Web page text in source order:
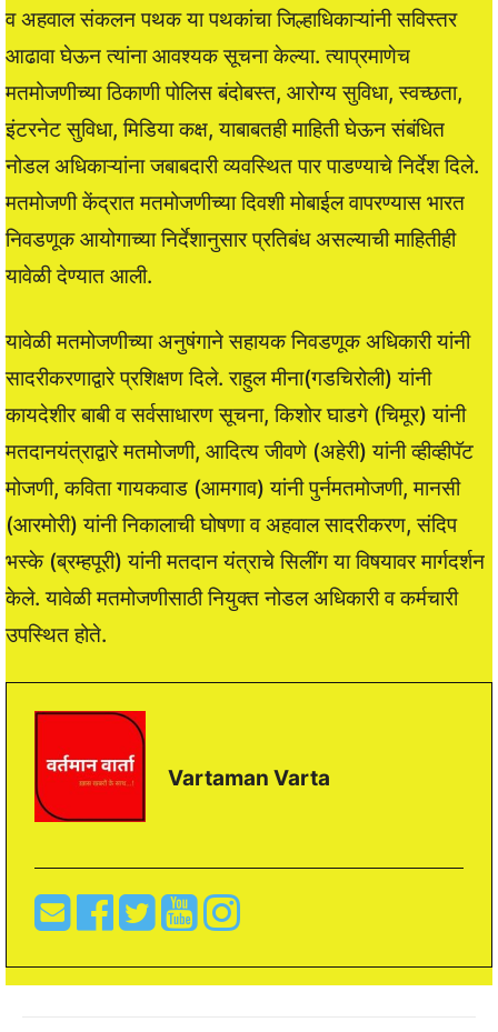
व अहवाल संकलन पथक या पथकांचा जिल्हाधिकाऱ्यांनी सविस्तर
आढावा घेऊन त्यांना आवश्यक सूचना केल्या. त्याप्रमाणेच
मतमोजणीच्या ठिकाणी पोलिस बंदोबस्त, आरोग्य सुविधा, स्वच्छता,
इंटरनेट सुविधा, मिडिया कक्ष, याबाबतही माहिती घेऊन संबंधित
नोडल अधिकाऱ्यांना जबाबदारी व्यवस्थित पार पाडण्याचे निर्देश दिले.
मतमोजणी केंद्रात मतमोजणीच्या दिवशी मोबाईल वापरण्यास भारत
निवडणूक आयोगाच्या निर्देशानुसार प्रतिबंध असल्याची माहितीही
यावेळी देण्यात आली.
यावेळी मतमोजणीच्या अनुषंगाने सहायक निवडणूक अधिकारी यांनी
सादरीकरणाद्वारे प्रशिक्षण दिले. राहुल मीना(गडचिरोली) यांनी
कायदेशीर बाबी व सर्वसाधारण सूचना, किशोर घाडगे (चिमूर) यांनी
मतदानयंत्राद्वारे मतमोजणी, आदित्य जीवणे (अहेरी) यांनी व्हीव्हीपॅट
मोजणी, कविता गायकवाड (आमगाव) यांनी पुर्नमतमोजणी, मानसी
(आरमोरी) यांनी निकालाची घोषणा व अहवाल सादरीकरण, संदिप
भस्के (ब्रम्हपूरी) यांनी मतदान यंत्राचे सिलींग या विषयावर मार्गदर्शन
केले. यावेळी मतमोजणीसाठी नियुक्त नोडल अधिकारी व कर्मचारी
उपस्थित होते.
Vartaman Varta